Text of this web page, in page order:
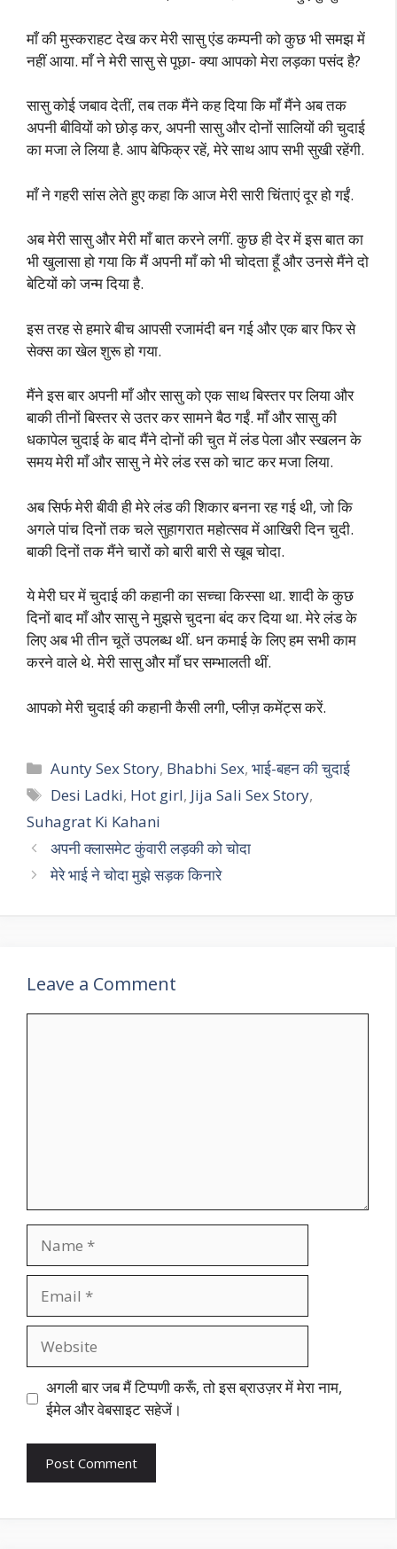
माँ की मुस्कराहट देख कर मेरी सासु एंड कम्पनी को कुछ भी समझ में
नहीं आया. माँ ने मेरी सासु से पूछा- क्या आपको मेरा लड़का पसंद है?
सासु कोई जबाव देतीं, तब तक मैंने कह दिया कि माँ मैंने अब तक
अपनी बीवियों को छोड़ कर, अपनी सासु और दोनों सालियों की चुदाई
का मजा ले लिया है. आप बेफिक्र रहें, मेरे साथ आप सभी सुखी रहेंगी.
माँ ने गहरी सांस लेते हुए कहा कि आज मेरी सारी चिंताएं दूर हो गईं.
अब मेरी सासु और मेरी माँ बात करने लगीं. कुछ ही देर में इस बात का
भी खुलासा हो गया कि मैं अपनी माँ को भी चोदता हूँ और उनसे मैंने दो
बेटियों को जन्म दिया है.
इस तरह से हमारे बीच आपसी रजामंदी बन गई और एक बार फिर से
सेक्स का खेल शुरू हो गया.
मैंने इस बार अपनी माँ और सासु को एक साथ बिस्तर पर लिया और
बाकी तीनों बिस्तर से उतर कर सामने बैठ गईं. माँ और सासु की
धकापेल चुदाई के बाद मैंने दोनों की चुत में लंड पेला और स्खलन के
समय मेरी माँ और सासु ने मेरे लंड रस को चाट कर मजा लिया.
अब सिर्फ मेरी बीवी ही मेरे लंड की शिकार बनना रह गई थी, जो कि
अगले पांच दिनों तक चले सुहागरात महोत्सव में आखिरी दिन चुदी.
बाकी दिनों तक मैंने चारों को बारी बारी से खूब चोदा.
ये मेरी घर में चुदाई की कहानी का सच्चा किस्सा था. शादी के कुछ
दिनों बाद माँ और सासु ने मुझसे चुदना बंद कर दिया था. मेरे लंड के
लिए अब भी तीन चूतें उपलब्ध थीं. धन कमाई के लिए हम सभी काम
करने वाले थे. मेरी सासु और माँ घर सम्भालती थीं.
आपको मेरी चुदाई की कहानी कैसी लगी, प्लीज़ कमेंट्स करें.
Categories
Aunty Sex Story, Bhabhi Sex,भाई-बहन की चुदाई
Tags
Desi Ladki, Hot girl, Jija Sali Sex Story,
Suhagrat Ki Kahani
अपनी क्लासमेट कुंवारी लड़की को चोदा
मेरे भाई ने चोदा मुझे सड़क किनारे
Leave a Comment
अगली बार जब मैं टिप्पणी करूँ, तो इस ब्राउज़र में मेरा नाम,
ईमेल और वेबसाइट सहेजें।